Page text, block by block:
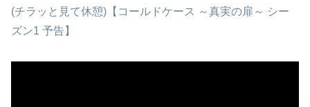
(チラッと見て休憩)【コールドケース ～真実の扉～ シー
ズン1 予告】